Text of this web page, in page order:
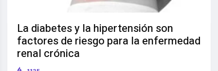
La diabetes y la hipertensión son
factores de riesgo para la enfermedad
renal crónica